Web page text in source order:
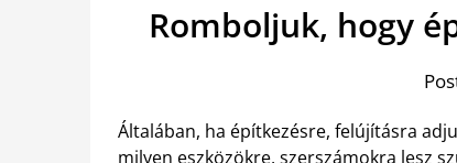
Romboljuk, hogy
Általában, ha építkezésre, felújításra
milyen eszközökre, szerszámokra lesz